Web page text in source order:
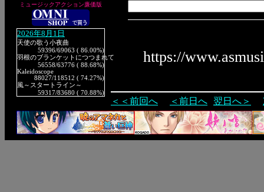
ミュージックアクション廉価版
2026年8月1日
天使の歌う小夜曲
59396/69063 ( 86.00%)
羽根のブランケットにつつまれて
56558/63776 ( 88.68%)
Kaleidoscope
88027/118512 ( 74.27%)
風～スタートライン～
59317/83680 ( 70.88%)
https://
＜＜前回へ ＜前日へ 翌日へ＞